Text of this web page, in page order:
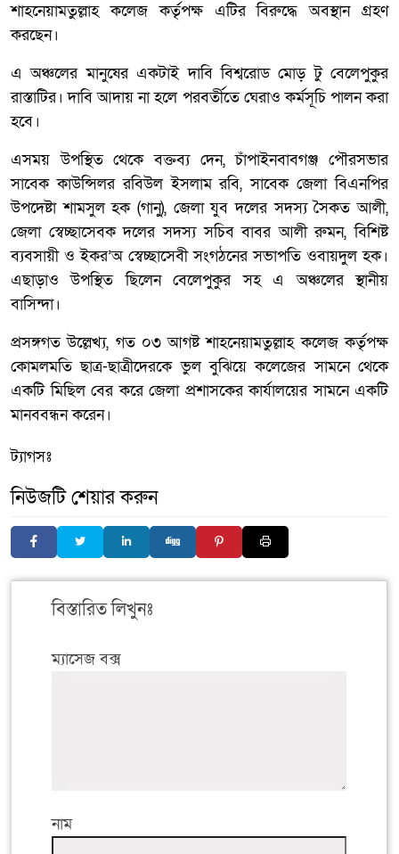
শাহনেয়ামতুল্লাহ কলেজ কর্তৃপক্ষ এটির বিরুদ্ধে অবস্থান গ্রহণ
করছেন।
এ অঞ্চলের মানুষের একটাই দাবি বিশ্বরোড মোড় টু বেলেপুকুর
রাস্তাটির। দাবি আদায় না হলে পরবর্তীতে ঘেরাও কর্মসূচি পালন করা
হবে।
এসময় উপস্থিত থেকে বক্তব্য দেন, চাঁপাইনবাবগঞ্জ পৌরসভার
সাবেক কাউন্সিলর রবিউল ইসলাম রবি, সাবেক জেলা বিএনপির
উপদেষ্টা শামসুল হক (গানু), জেলা যুব দলের সদস্য সৈকত আলী,
জেলা স্বেচ্ছাসেবক দলের সদস্য সচিব বাবর আলী রুমন, বিশিষ্ট
ব্যবসায়ী ও ইকর’অ স্বেচ্ছাসেবী সংগঠনের সভাপতি ওবায়দুল হক।
এছাড়াও উপস্থিত ছিলেন বেলেপুকুর সহ এ অঞ্চলের স্থানীয়
বাসিন্দা।
প্রসঙ্গগত উল্লেখ্য, গত ০৩ আগষ্ট শাহনেয়ামতুল্লাহ কলেজ কর্তৃপক্ষ
কোমলমতি ছাত্র-ছাত্রীদেরকে ভুল বুঝিয়ে কলেজের সামনে থেকে
একটি মিছিল বের করে জেলা প্রশাসকের কার্যালয়ের সামনে একটি
মানববন্ধন করেন।
ট্যাগসঃ
নিউজটি শেয়ার করুন
বিস্তারিত লিখুনঃ
ম্যাসেজ বক্স
নাম